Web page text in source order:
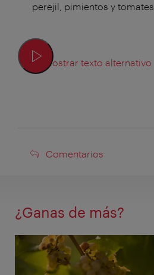
perejil, pimientos y tomates.
Mostrar texto alternativo
Comentarios
Comentarios
¿Ganas de más?